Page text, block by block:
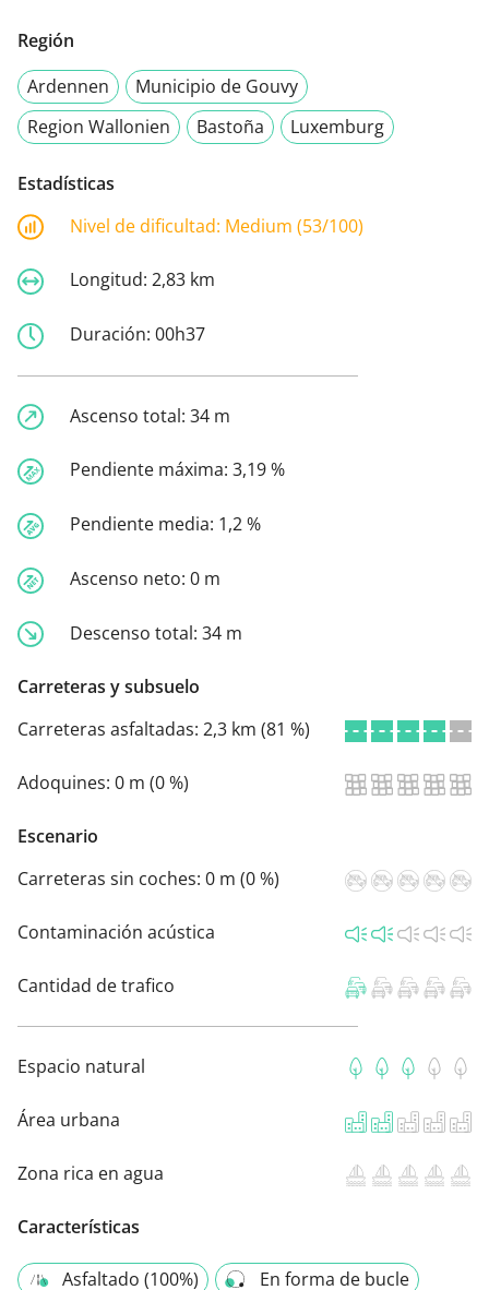
Región
Ardennen
Municipio de Gouvy
Region Wallonien
Bastoña Luxemburg
Estadísticas
Nivel de dificultad: Medium (53/100)
Longitud: 2,83 km
Duración: 00h37
Ascenso total: 34 m
Pendiente máxima: 3,19 %
Pendiente media: 1,2 %
Ascenso neto: 0 m
Descenso total: 34 m
Carreteras y subsuelo
Carreteras asfaltadas: 2,3 km (81 %)
Adoquines: 0 m (0 %)
Escenario
Carreteras sin coches: 0 m (0 %)
Contaminación acústica
Cantidad de trafico
Espacio natural
Área urbana
Zona rica en agua
Características
Asfaltado (100%) En forma de bucle